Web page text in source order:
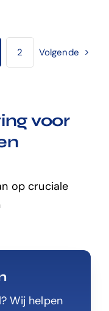
2 Volgende
voor
op cruciale
Wij helpen